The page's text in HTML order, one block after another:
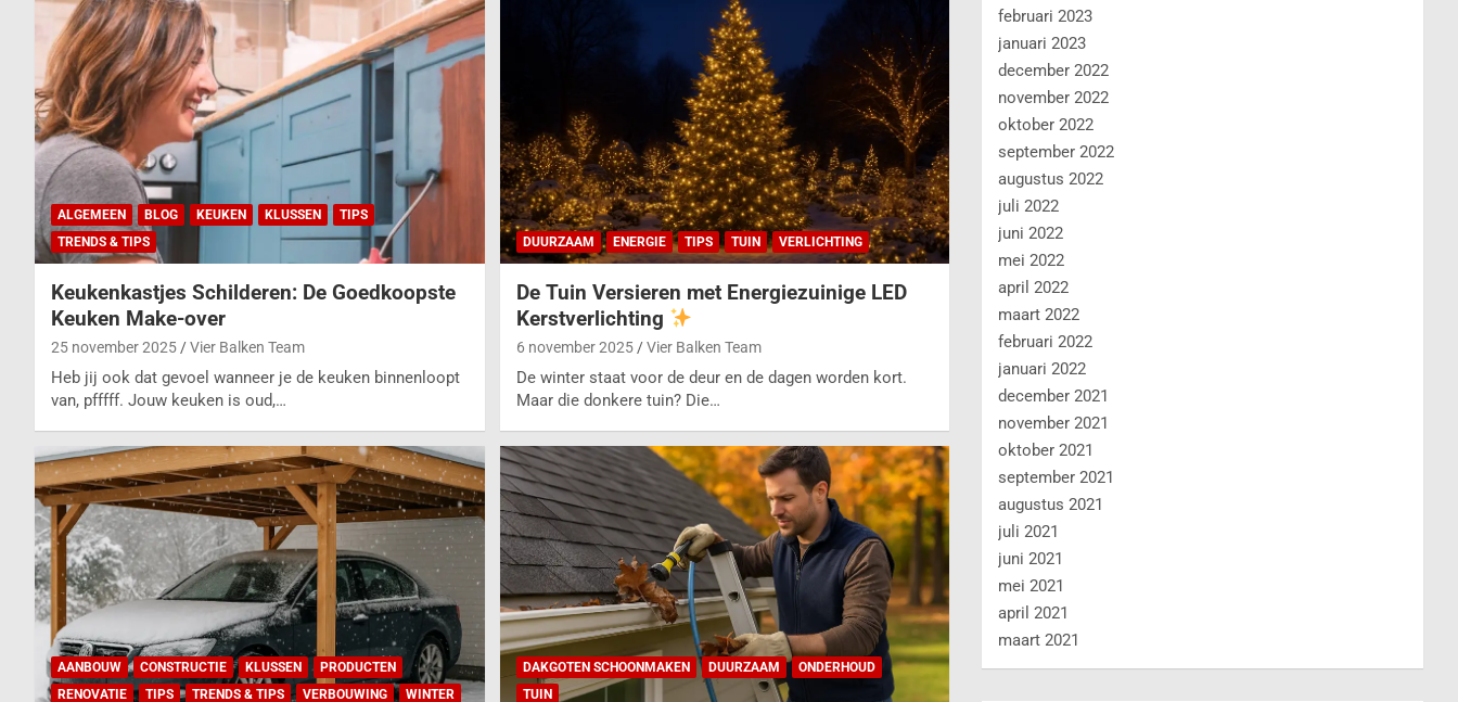
ALGEMEEN BLOG KEUKEN KLUSSEN
TIPS
TRENDS & TIPS
Keukenkastjes Schilderen: De Goedkoopste
Keuken Make-over
25 november 2025 Vier Balken Team
Heb jij ook dat gevoel wanneer je de keuken binnenloopt
van, pfffff. Jouw keuken is oud,…
DUURZAAM ENERGIE TIPS TUIN VERLICHTING
De Tuin Versieren met Energiezuinige LED
Kerstverlichting
6 november 2025 Vier Balken Team
De winter staat voor de deur en de dagen worden kort.
Maar die donkere tuin? Die…
AANBOUW CONSTRUCTIE KLUSSEN
PRODUCTEN
RENOVATIE
TIPS TRENDS & TIPS VERBOUWING WINTER
DAKGOTEN SCHOONMAKEN DUURZAAM
ONDERHOUD
TUIN
februari 2023
januari 2023
december 2022
november 2022
oktober 2022
september 2022
augustus 2022
juli 2022
juni 2022
mei 2022
april 2022
maart 2022
februari 2022
januari 2022
december 2021
november 2021
oktober 2021
september 2021
augustus 2021
juli 2021
juni 2021
mei 2021
april 2021
maart 2021